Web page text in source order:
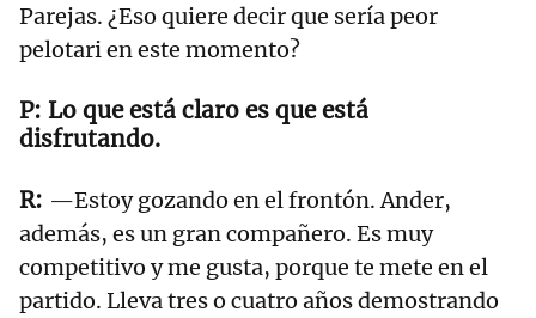
Parejas. ¿Eso quiere decir que sería peor
pelotari en este momento?
Lo que está claro es que está
disfrutando.
—Estoy gozando en el frontón. Ander,
además, es un gran compañero. Es muy
competitivo y me gusta, porque te mete en el
partido. Lleva tres o cuatro años demostrando